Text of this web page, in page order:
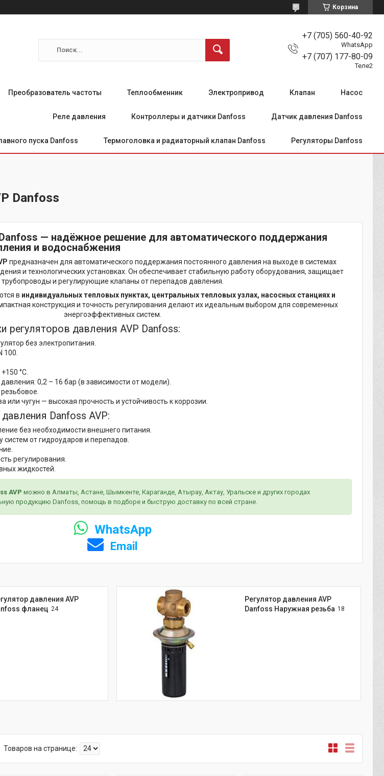
Корзина
+7 (705) 560-40-92
WhatsApp
+7 (707) 177-80-09
Теле2
Преобразователь частоты Теплообменник Электропривод Клапан Насос
Реле давления Контроллеры и датчики Danfoss Датчик давления Danfoss
пуска Danfoss Термоголовка и радиаторный клапан Danfoss Регуляторы Danfoss
Danfoss
— надёжное решение для автоматического поддержания
и водоснабжения
предназначен для автоматического поддержания постоянного давления на выходе в системах
и технологических установках. Он обеспечивает стабильную работу оборудования, защищает
трубопроводы и регулирующие клапаны от перепадов давления.
в индивидуальных тепловых пунктах, центральных тепловых узлах, насосных станциях и
конструкция и точность регулирования делают их идеальным выбором для современных
энергоэффективных систем.
регуляторов давления AVP Danfoss:
без электропитания.
100.
°C.
0,2 – 16 бар (в зависимости от модели).
или чугун — высокая прочность и устойчивость к коррозии.
Danfoss AVP:
без необходимости внешнего питания.
от гидроударов и перепадов.
регулирования.
жидкостей.
AVP можно в Алматы, Астане, Шымкенте, Караганде, Атырау, Актау, Уральске и других городах
продукцию Danfoss, помощь в подборе и быструю доставку по всей стране.
WhatsApp
Email
давления AVP
фланец 24
Регулятор давления AVP
Danfoss Наружная резьба 18